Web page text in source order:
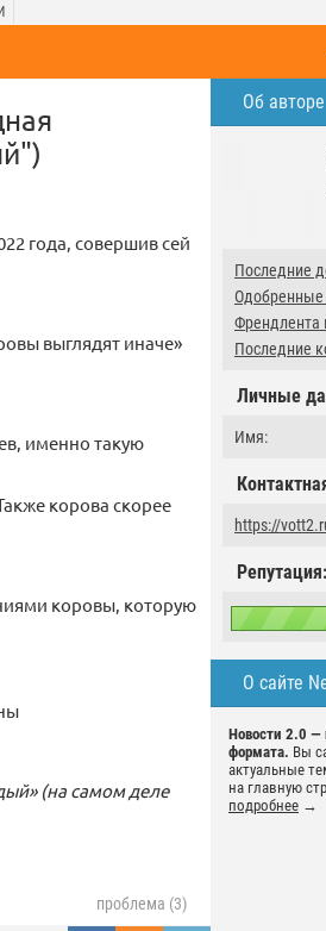
Об авторе
Последние
Одобренные
Френдлента
Последние
Личные
Имя:
https://
Репутация:
О сайте
Новости 2.0 —
формата. Вы
актуальные
на главную
подробнее →
года, совершив сей
выглядят иначе»
именно такую
корова скорее
коровы, которую
(на самом деле
проблема (3)